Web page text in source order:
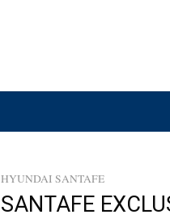
HYUNDAI SANTAFE
SANTAFE